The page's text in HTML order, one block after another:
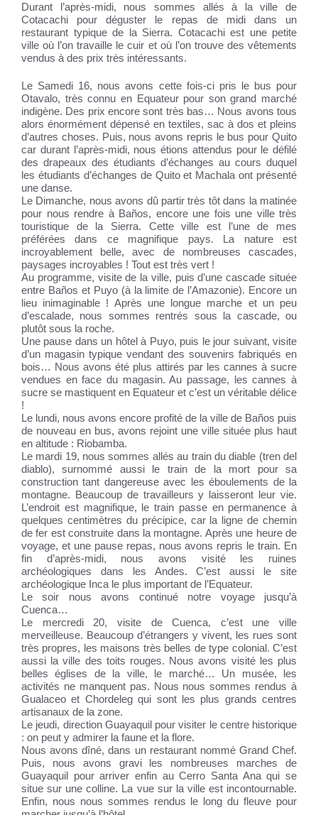
Durant l’après-midi, nous sommes allés à la ville de
Cotacachi pour déguster le repas de midi dans un
restaurant typique de la Sierra. Cotacachi est une petite
ville où l’on travaille le cuir et où l’on trouve des vêtements
vendus à des prix très intéressants.
Le Samedi 16, nous avons cette fois-ci pris le bus pour
Otavalo, très connu en Equateur pour son grand marché
indigène. Des prix encore sont très bas… Nous avons tous
alors énormément dépensé en textiles, sac à dos et pleins
d’autres choses. Puis, nous avons repris le bus pour Quito
car durant l’après-midi, nous étions attendus pour le défilé
des drapeaux des étudiants d’échanges au cours duquel
les étudiants d’échanges de Quito et Machala ont présenté
une danse.
Le Dimanche, nous avons dû partir très tôt dans la matinée
pour nous rendre à Baños, encore une fois une ville très
touristique de la Sierra. Cette ville est l’une de mes
préférées dans ce magnifique pays. La nature est
incroyablement belle, avec de nombreuses cascades,
paysages incroyables ! Tout est très vert !
Au programme, visite de la ville, puis d’une cascade située
entre Baños et Puyo (à la limite de l’Amazonie). Encore un
lieu inimaginable ! Après une longue marche et un peu
d’escalade, nous sommes rentrés sous la cascade, ou
plutôt sous la roche.
Une pause dans un hôtel à Puyo, puis le jour suivant, visite
d’un magasin typique vendant des souvenirs fabriqués en
bois… Nous avons été plus attirés par les cannes à sucre
vendues en face du magasin. Au passage, les cannes à
sucre se mastiquent en Equateur et c’est un véritable délice
!
Le lundi, nous avons encore profité de la ville de Baños puis
de nouveau en bus, avons rejoint une ville située plus haut
en altitude : Riobamba.
Le mardi 19, nous sommes allés au train du diable (tren del
diablo), surnommé aussi le train de la mort pour sa
construction tant dangereuse avec les éboulements de la
montagne. Beaucoup de travailleurs y laisseront leur vie.
L’endroit est magnifique, le train passe en permanence à
quelques centimètres du précipice, car la ligne de chemin
de fer est construite dans la montagne. Après une heure de
voyage, et une pause repas, nous avons repris le train. En
fin d’après-midi, nous avons visité les ruines
archéologiques dans les Andes. C’est aussi le site
archéologique Inca le plus important de l’Equateur.
Le soir nous avons continué notre voyage jusqu’à
Cuenca…
Le mercredi 20, visite de Cuenca, c’est une ville
merveilleuse. Beaucoup d’étrangers y vivent, les rues sont
très propres, les maisons très belles de type colonial. C’est
aussi la ville des toits rouges. Nous avons visité les plus
belles églises de la ville, le marché… Un musée, les
activités ne manquent pas. Nous nous sommes rendus à
Gualaceo et Chordeleg qui sont les plus grands centres
artisanaux de la zone.
Le jeudi, direction Guayaquil pour visiter le centre historique
: on peut y admirer la faune et la flore.
Nous avons dîné, dans un restaurant nommé Grand Chef.
Puis, nous avons gravi les nombreuses marches de
Guayaquil pour arriver enfin au Cerro Santa Ana qui se
situe sur une colline. La vue sur la ville est incontournable.
Enfin, nous nous sommes rendus le long du fleuve pour